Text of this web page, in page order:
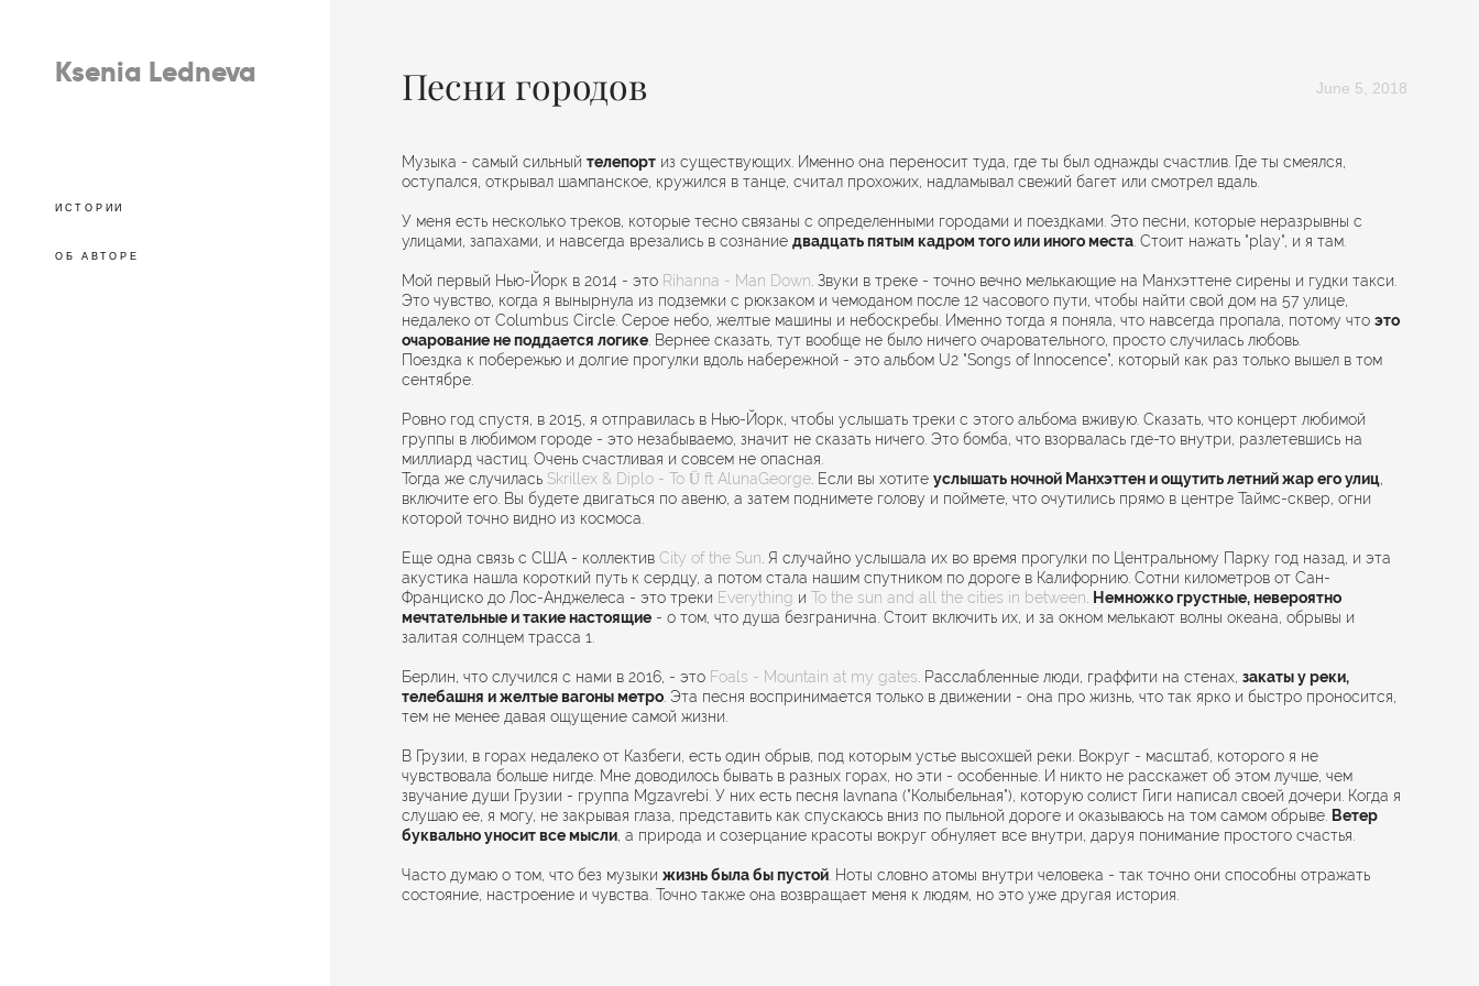
Ksenia Ledneva
ИСТОРИИ
ОБ АВТОРЕ
June 5, 2018
Песни городов
Музыка - самый сильный телепорт из существующих. Именно она переносит туда, где ты был однажды счастлив. Где ты смеялся,
оступался, открывал шампанское, кружился в танце, считал прохожих, надламывал свежий багет или смотрел вдаль.
У меня есть несколько треков, которые тесно связаны с определенными городами и поездками. Это песни, которые неразрывны с
улицами, запахами, и навсегда врезались в сознание двадцать пятым кадром того или иного места . Стоит нажать "play", и я там.
Мой первый Нью-Йорк в 2014 - это Rihanna - Man Down . Звуки в треке - точно вечно мелькающие на Манхэттене сирены и гудки такси.
Это чувство, когда я вынырнула из подземки с рюкзаком и чемоданом после 12 часового пути, чтобы найти свой дом на 57 улице,
недалеко от Columbus Circle. Серое небо, желтые машины и небоскребы. Именно тогда я поняла, что навсегда пропала, потому что это
очарование не поддается логике . Вернее сказать, тут вообще не было ничего очаровательного, просто случилась любовь.
Поездка к побережью и долгие прогулки вдоль набережной - это альбом U2 "Songs of Innocence", который как раз только вышел в том
сентябре.
Ровно год спустя, в 2015, я отправилась в Нью-Йорк, чтобы услышать треки с этого альбома вживую. Сказать, что концерт любимой
группы в любимом городе - это незабываемо, значит не сказать ничего. Это бомба, что взорвалась где-то внутри, разлетевшись на
миллиард частиц. Очень счастливая и совсем не опасная.
Тогда же случилась Skrillex & Diplo - To Ü ft AlunaGeorge . Если вы хотите услышать ночной Манхэттен и ощутить летний жар его улиц
включите его. Вы будете двигаться по авеню, а затем поднимете голову и поймете, что очутились прямо в центре Таймс-сквер, огни
которой точно видно из космоса.
Еще одна связь с США - коллектив City of the Sun . Я случайно услышала их во время прогулки по Центральному Парку год назад, и эта
акустика нашла короткий путь к сердцу, а потом стала нашим спутником по дороге в Калифорнию. Сотни километров от Сан-
Франциско до Лос-Анджелеса - это треки Everything и To the sun and all the cities in between
Немножко грустные, невероятно
мечтательные и такие настоящие - о том, что душа безгранична. Стоит включить их, и за окном мелькают волны океана, обрывы и
залитая солнцем трасса 1.
Берлин, что случился с нами в 2016, - это Foals - Mountain at my gates . Расслабленные люди, граффити на стенах, закаты у реки,
телебашня и желтые вагоны метро . Эта песня воспринимается только в движении - она про жизнь, что так ярко и быстро проносится,
тем не менее давая ощущение самой жизни.
В Грузии, в горах недалеко от Казбеги, есть один обрыв, под которым устье высохшей реки. Вокруг - масштаб, которого я не
чувствовала больше нигде. Мне доводилось бывать в разных горах, но эти - особенные. И никто не расскажет об этом лучше, чем
звучание души Грузии - группа Mgzavrebi. У них есть песня Iavnana ("Колыбельная"), которую солист Гиги написал своей дочери. Когда я
слушаю ее, я могу, не закрывая глаза, представить как спускаюсь вниз по пыльной дороге и оказываюсь на том самом обрыве. Ветер
буквально уносит все мысли , а природа и созерцание красоты вокруг обнуляет все внутри, даруя понимание простого счастья.
Часто думаю о том, что без музыки жизнь была бы пустой . Ноты словно атомы внутри человека - так точно они способны отражать
состояние, настроение и чувства. Точно также она возвращает меня к людям, но это уже другая история.